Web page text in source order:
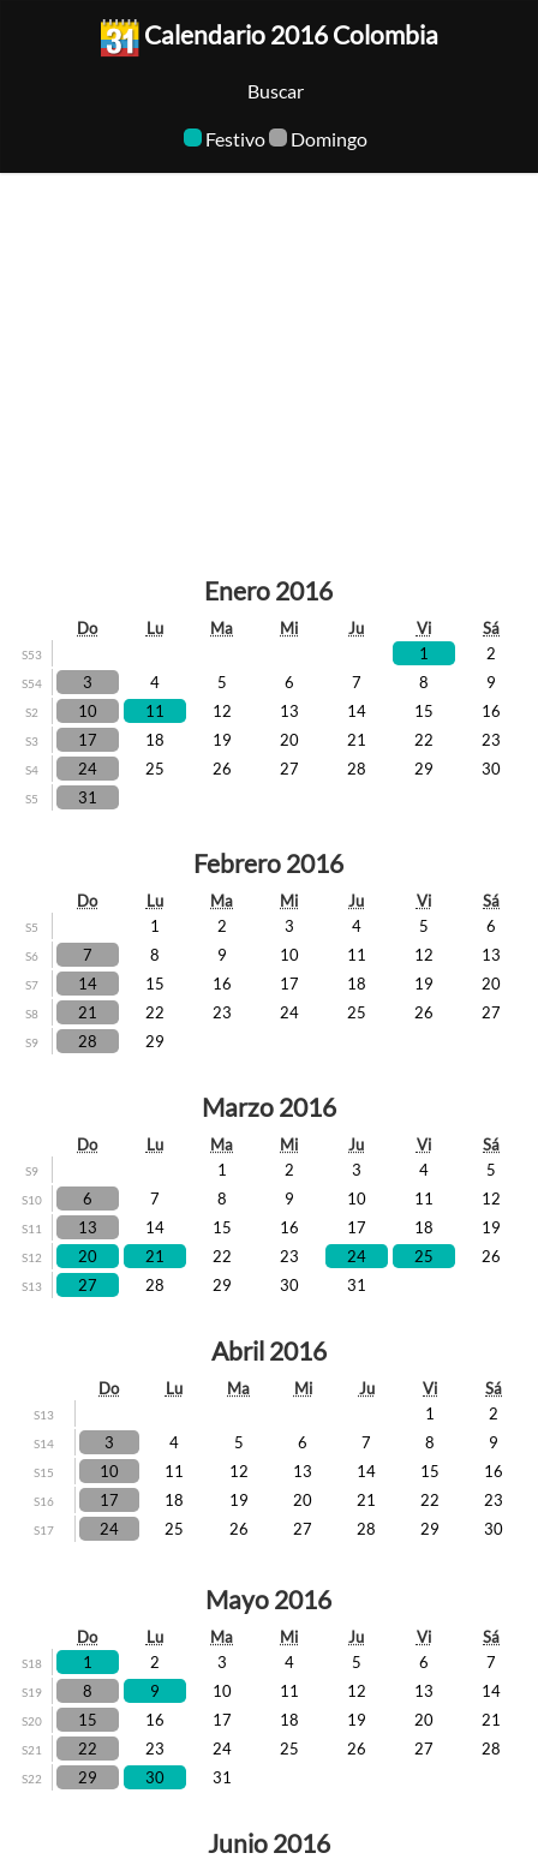
Calendario 2016 Colombia
Buscar
Festivo Domingo
Enero 2016
Do Lu Ma Mi Ju Vi Sá
S53 1 2
S54 3 4 5 6 7 8 9
S2 10 11 12 13 14 15 16
S3 17 18 19 20 21 22 23
S4 24 25 26 27 28 29 30
S5 31
Febrero 2016
Do Lu Ma Mi Ju Vi Sá
S5 1 2 3 4 5 6
S6 7 8 9 10 11 12 13
S7 14 15 16 17 18 19 20
S8 21 22 23 24 25 26 27
S9 28 29
Marzo 2016
Do Lu Ma Mi Ju Vi Sá
S9 1 2 3 4 5
S10 6 7 8 9 10 11 12
S11 13 14 15 16 17 18 19
S12 20 21 22 23 24 25 26
S13 27 28 29 30 31
Abril 2016
Do Lu Ma Mi Ju Vi Sá
S13 1 2
S14 3 4 5 6 7 8 9
S15 10 11 12 13 14 15 16
S16 17 18 19 20 21 22 23
S17 24 25 26 27 28 29 30
Mayo 2016
Do Lu Ma Mi Ju Vi Sá
S18 1 2 3 4 5 6 7
S19 8 9 10 11 12 13 14
S20 15 16 17 18 19 20 21
S21 22 23 24 25 26 27 28
S22 29 30 31
Junio 2016